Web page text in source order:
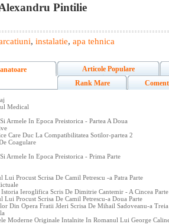
Pintilie
, instalatie, apa tehnica
Articole Populare
Rank Mare
Medical
Armele In Epoca Preistorica - Partea A Doua
Care Duc La Compatibilitatea Sotilor-partea 2
Coagulare
Armele In Epoca Preistorica - Prima Parte
Lui Procust Scrisa De Camil Petrescu -a Patra Parte
Ieroglifica Scris De Dimitrie Cantemir - A Cincea Parte
Lui Procust Scrisa De Camil Petrescu-a Doua Parte
Din Opera Fratii Jderi Scrisa De Mihail Sadoveanu-a Treia
Moderne Originale Intalnite In Romanul Lui George